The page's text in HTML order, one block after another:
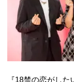
『18禁の恋がした